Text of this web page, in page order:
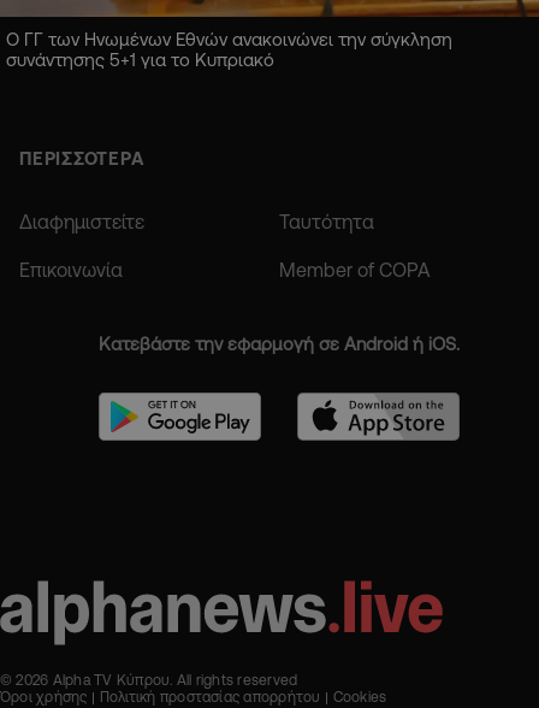
Ο ΓΓ των Ηνωμένων Εθνών ανακοινώνει την σύγκληση
συνάντησης 5+1 για το Κυπριακό
ΠΕΡΙΣΣΟΤΕΡΑ
Διαφημιστείτε Ταυτότητα
Επικοινωνία Member of COPA
Κατεβάστε την εφαρμογή σε Android ή iOS.
© 2026 Alpha TV Κύπρου. All rights reserved
Όροι χρήσης
Πολιτική προστασίας απορρήτου Cookies